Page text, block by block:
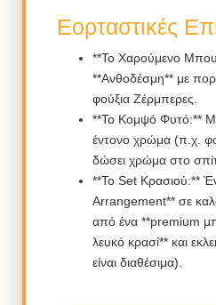
Εορταστικές
**Το Χαρούμενο
**Ανθοδέσμη** με
φούξια Ζέρμπερες.
**Το Κομψό Φυτό:**
έντονο χρώμα (π.χ.
δώσει χρώμα στο
**Το Set Κρασιού:**
Arrangement** σε
από ένα **premium
λευκό κρασί** και
είναι διαθέσιμα).